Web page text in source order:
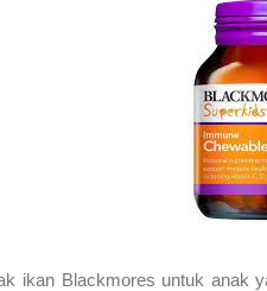
ikan Blackmores untuk anak